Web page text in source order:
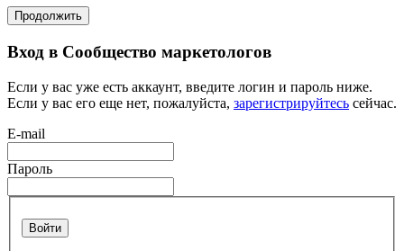
Продолжить
Вход в Сообщество маркетологов
Если у вас уже есть аккаунт, введите логин и пароль ниже.
Если у вас его еще нет, пожалуйста, зарегистрируйтесь сейчас.
E-mail
Пароль
Войти